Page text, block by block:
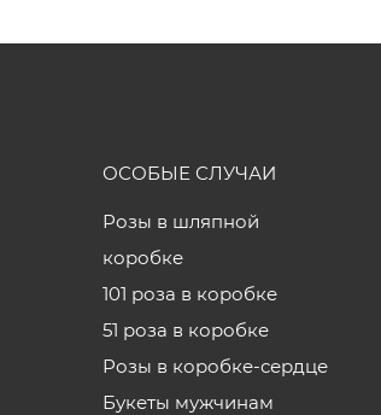
ОСОБЫЕ СЛУЧАИ
Розы в шляпной
коробке
101 роза в коробке
51 роза в коробке
Розы в коробке-сердце
Букеты мужчинам